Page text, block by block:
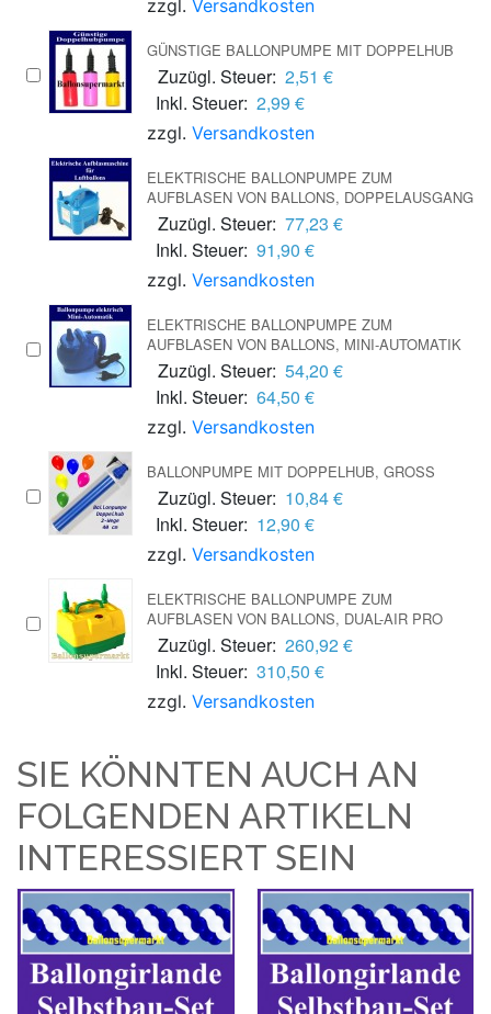
zzgl. Versandkosten
GÜNSTIGE BALLONPUMPE MIT DOPPELHUB
Zuzügl. Steuer: 2,51 €
Inkl. Steuer: 2,99 €
zzgl. Versandkosten
ELEKTRISCHE BALLONPUMPE ZUM
AUFBLASEN VON BALLONS, DOPPELAUSGANG
Zuzügl. Steuer: 77,23 €
Inkl. Steuer: 91,90 €
zzgl. Versandkosten
ELEKTRISCHE BALLONPUMPE ZUM
AUFBLASEN VON BALLONS, MINI-AUTOMATIK
Zuzügl. Steuer: 54,20 €
Inkl. Steuer: 64,50 €
zzgl. Versandkosten
BALLONPUMPE MIT DOPPELHUB, GROSS
Zuzügl. Steuer: 10,84 €
Inkl. Steuer: 12,90 €
zzgl. Versandkosten
ELEKTRISCHE BALLONPUMPE ZUM
AUFBLASEN VON BALLONS, DUAL-AIR PRO
Zuzügl. Steuer: 260,92 €
Inkl. Steuer: 310,50 €
zzgl. Versandkosten
SIE KÖNNTEN AUCH AN
FOLGENDEN ARTIKELN
INTERESSIERT SEIN